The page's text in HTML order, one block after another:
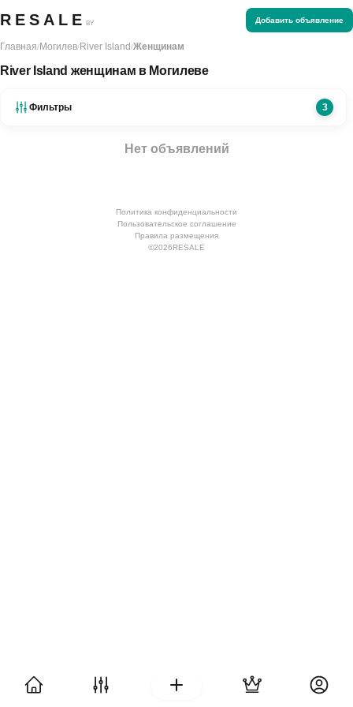
RESALE BY Добавить объявление
Главная/Могилев/River Island/Женщинам
River Island женщинам в Могилеве
Фильтры 3
Нет объявлений
Политика конфиденциальности
Пользовательское соглашение
Правила размещения
©2026RESALE